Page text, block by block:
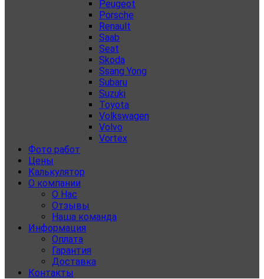
Peugeot
Porsche
Renault
Saab
Seat
Skoda
Ssang Yong
Subaru
Suzuki
Toyota
Volkswagen
Volvo
Vortex
Фото работ
Цены
Калькулятор
О компании
О Нас
Отзывы
Наша команда
Информация
Оплата
Гарантия
Доставка
Контакты